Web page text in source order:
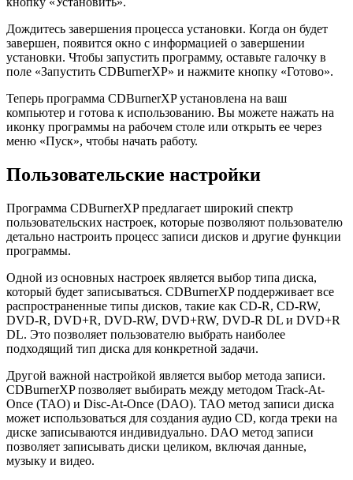
Дождитесь завершения процесса установки. Когда он будет
завершен, появится окно с информацией о завершении
установки. Чтобы запустить программу, оставьте галочку в
поле «Запустить CDBurnerXP» и нажмите кнопку «Готово».
Теперь программа CDBurnerXP установлена на ваш
компьютер и готова к использованию. Вы можете нажать на
иконку программы на рабочем столе или открыть ее через
меню «Пуск», чтобы начать работу.
Пользовательские настройки
Программа CDBurnerXP предлагает широкий спектр
пользовательских настроек, которые позволяют пользователю
детально настроить процесс записи дисков и другие функции
программы.
Одной из основных настроек является выбор типа диска,
который будет записываться. CDBurnerXP поддерживает все
распространенные типы дисков, такие как CD-R, CD-RW,
DVD-R, DVD+R, DVD-RW, DVD+RW, DVD-R DL и DVD+R
DL. Это позволяет пользователю выбрать наиболее
подходящий тип диска для конкретной задачи.
Другой важной настройкой является выбор метода записи.
CDBurnerXP позволяет выбирать между методом Track-At-
Once (TAO) и Disc-At-Once (DAO). TAO метод записи диска
может использоваться для создания аудио CD, когда треки на
диске записываются индивидуально. DAO метод записи
позволяет записывать диски целиком, включая данные,
музыку и видео.